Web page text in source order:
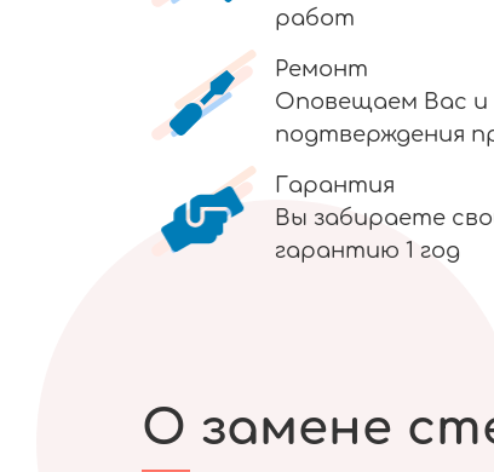
работ
Ремонт
Оповещаем Вас и
подтверждения
Гарантия
Вы забираете
гарантию 1 год
О замене